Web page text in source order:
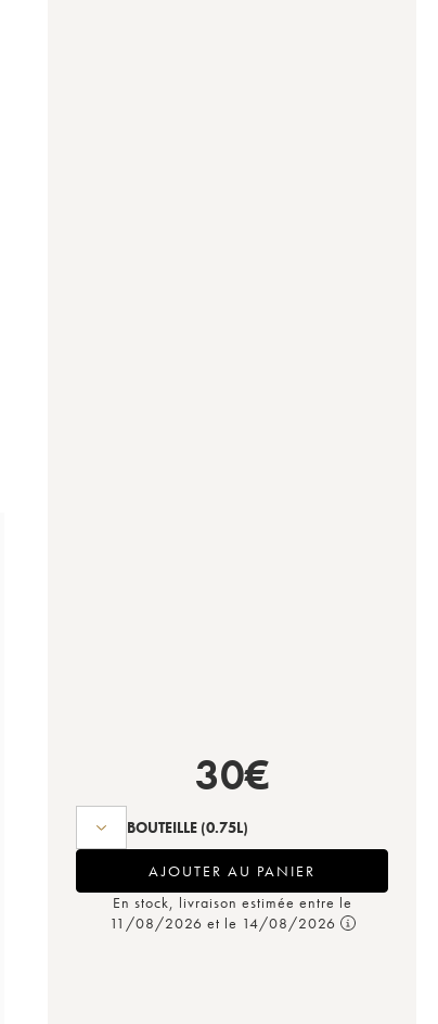
30€
BOUTEILLE (0.75L)
AJOUTER AU PANIER
En stock, livraison estimée entre le
11/08/2026 et le 14/08/2026